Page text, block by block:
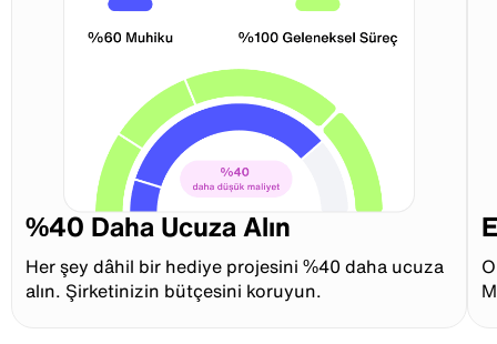
%40 Daha Ucuza Alın
Her şey dâhil bir hediye projesini %40 daha ucuza
alın. Şirketinizin bütçesini koruyun.